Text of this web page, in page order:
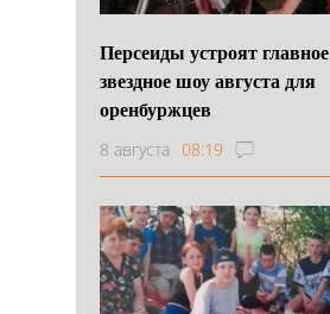
Персеиды устроят главное
звездное шоу августа для
оренбуржцев
8 августа 08:19